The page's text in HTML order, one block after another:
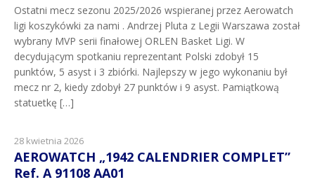
Ostatni mecz sezonu 2025/2026 wspieranej przez Aerowatch
ligi koszykówki za nami . Andrzej Pluta z Legii Warszawa został
wybrany MVP serii finałowej ORLEN Basket Ligi. W
decydującym spotkaniu reprezentant Polski zdobył 15
punktów, 5 asyst i 3 zbiórki. Najlepszy w jego wykonaniu był
mecz nr 2, kiedy zdobył 27 punktów i 9 asyst. Pamiątkową
statuetkę […]
28 kwietnia 2026
AEROWATCH „1942 CALENDRIER COMPLET”
Ref. A 91108 AA01